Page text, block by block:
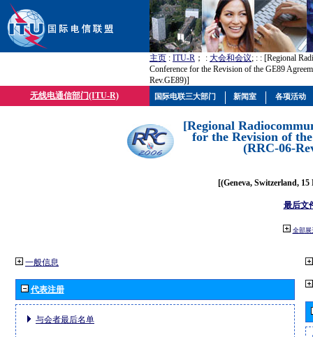
主页 : ITU-R ； : 大会和会议; : : [Regional
Conference for the Revision of the GE89
Rev.GE89)]
无线电通信部门(ITU-R)
[Regional
for the Revision of
(RRC-06-
[(Geneva, Switzerland, 15
最后文
全部展
一般信息
代表注册
与会者最后名单
国际电联三大部门 新闻室 各项活动